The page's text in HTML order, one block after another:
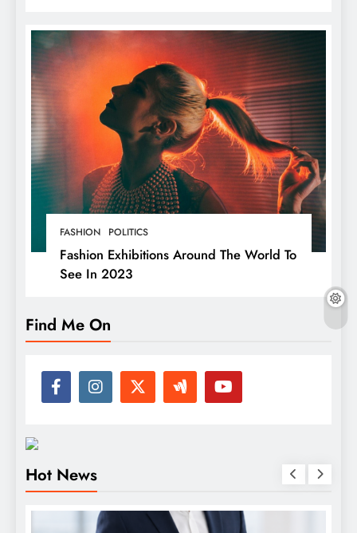
FASHION POLITICS
Fashion Exhibitions Around The World To
See In 2023
Find Me On
Hot News